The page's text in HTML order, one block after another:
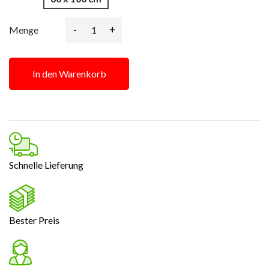
Menge - +
In den Warenkorb
Schnelle Lieferung
Bester Preis